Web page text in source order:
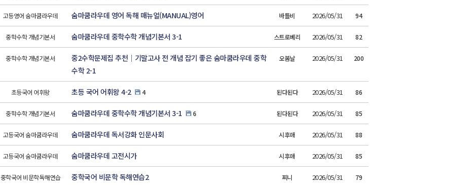
고등영어 숨마쿰라우데 숨마쿰라우데 영어 독해 매뉴얼(MANUAL)영어 바틀비 2026/05/31 94
중학수학 개념기본서 숨마쿰라우데 중학수학 개념기본서 3-1 스트로베리 2026/05/31 82
중학수학 개념기본서
중2수학문제집 추천｜기말고사 전 개념 잡기 좋은 숨마쿰라우데 중학
수학 2-1
오봄날 2026/05/31 200
초등국어 어휘왕 초등 국어 어휘왕 4-2 4 된다된다 2026/05/31 86
중학수학 개념기본서 숨마쿰라우데 중학수학 개념기본서 3-1 6 된다된다 2026/05/31 85
고등국어 숨마쿰라우데 숨마쿰라우데 독서강화 인문사회 시후애 2026/05/31 88
고등국어 숨마쿰라우데 숨마쿰라우데 고전시가 시후애 2026/05/31 85
중학국어 비문학독해연습 중학국어 비문학 독해연습2 찌니 2026/05/31 79